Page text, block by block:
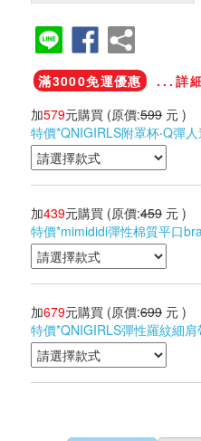
滿3000免運優惠
...詳
加579元購買 (原價:599 元 )
特價*QNIGIRLS附罩杯‧Q彈
加439元購買 (原價:459 元 )
特價*mimididi彈性棉質平口
加679元購買 (原價:699 元 )
特價*QNIGIRLS彈性羅紋細